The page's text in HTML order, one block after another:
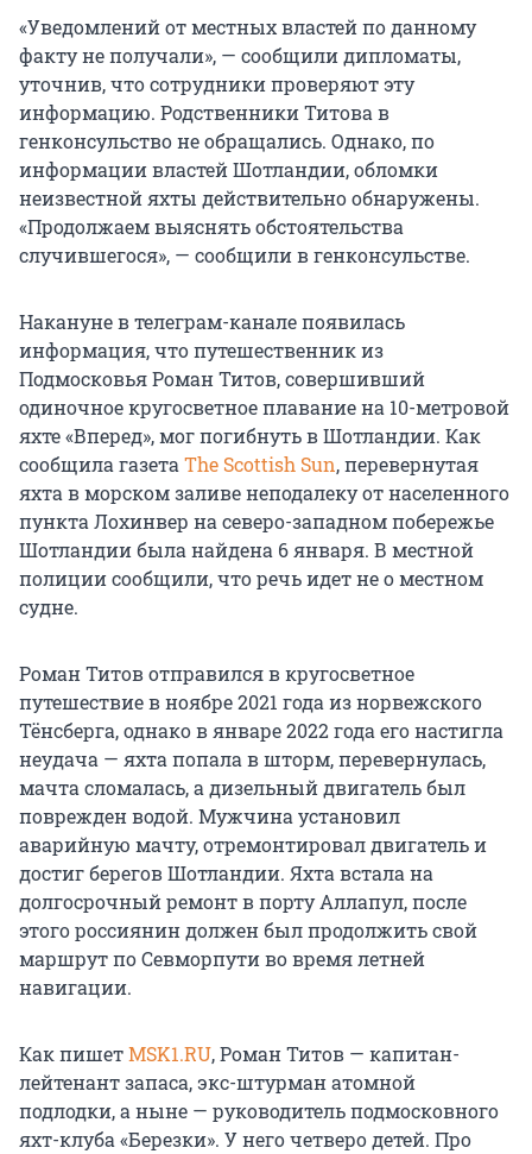
«Уведомлений от местных властей по данному
факту не получали», — сообщили дипломаты,
уточнив, что сотрудники проверяют эту
информацию. Родственники Титова в
генконсульство не обращались. Однако, по
информации властей Шотландии, обломки
неизвестной яхты действительно обнаружены.
«Продолжаем выяснять обстоятельства
случившегося», — сообщили в генконсульстве.
Накануне в телеграм-канале появилась
информация, что путешественник из
Подмосковья Роман Титов, совершивший
одиночное кругосветное плавание на 10-метровой
яхте «Вперед», мог погибнуть в Шотландии. Как
сообщила газетаThe Scottish Sun, перевернутая
яхта в морском заливе неподалеку от населенного
пункта Лохинвер на северо-западном побережье
Шотландии была найдена 6 января. В местной
полиции сообщили, что речь идет не о местном
судне.
Роман Титов отправился в кругосветное
путешествие в ноябре 2021 года из норвежского
Тёнсберга, однако в январе 2022 года его настигла
неудача — яхта попала в шторм, перевернулась,
мачта сломалась, а дизельный двигатель был
поврежден водой. Мужчина установил
аварийную мачту, отремонтировал двигатель и
достиг берегов Шотландии. Яхта встала на
долгосрочный ремонт в порту Аллапул, после
этого россиянин должен был продолжить свой
маршрут по Севморпути во время летней
навигации.
Как пишетMSK1.RU, Роман Титов — капитан-
лейтенант запаса, экс-штурман атомной
подлодки, а ныне — руководитель подмосковного
яхт-клуба «Березки». У него четверо детей. Про